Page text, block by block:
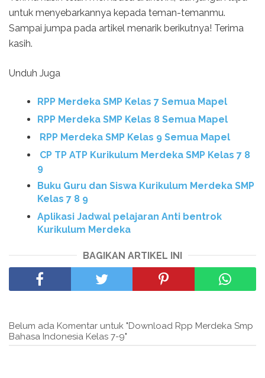
untuk menyebarkannya kepada teman-temanmu.
Sampai jumpa pada artikel menarik berikutnya! Terima
kasih.
Unduh Juga
RPP Merdeka SMP Kelas 7 Semua Mapel
RPP Merdeka SMP Kelas 8 Semua Mapel
RPP Merdeka SMP Kelas 9 Semua Mapel
CP TP ATP Kurikulum Merdeka SMP Kelas 7 8
9
Buku Guru dan Siswa Kurikulum Merdeka SMP
Kelas 7 8 9
Aplikasi Jadwal pelajaran Anti bentrok
Kurikulum Merdeka
BAGIKAN ARTIKEL INI
Belum ada Komentar untuk "Download Rpp Merdeka Smp
Bahasa Indonesia Kelas 7-9"